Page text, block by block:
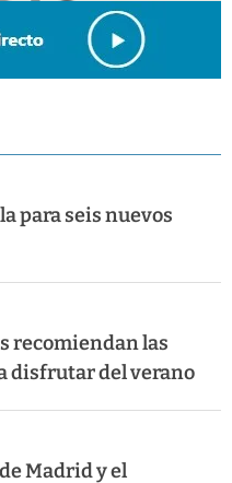
para seis nuevos
recomiendan las
disfrutar del verano
Madrid y el